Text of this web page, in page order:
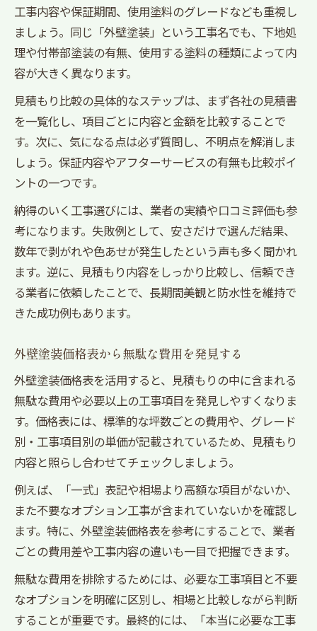
工事内容や保証期間、使用塗料のグレードなども重視し
ましょう。同じ「外壁塗装」という工事名でも、下地処
理や付帯部塗装の有無、使用する塗料の種類によって内
容が大きく異なります。
見積もり比較の具体的なステップは、まず各社の見積書
を一覧化し、項目ごとに内容と金額を比較することで
す。次に、気になる点は必ず質問し、不明点を解消しま
しょう。保証内容やアフターサービスの有無も比較ポイ
ントの一つです。
納得のいく工事選びには、業者の実績や口コミ評価も参
考になります。失敗例として、安さだけで選んだ結果、
数年で剥がれや色あせが発生したという声も多く聞かれ
ます。逆に、見積もり内容をしっかり比較し、信頼でき
る業者に依頼したことで、長期間美観と防水性を維持で
きた成功例もあります。
外壁塗装価格表から無駄な費用を発見する
外壁塗装価格表を活用すると、見積もりの中に含まれる
無駄な費用や必要以上の工事項目を発見しやすくなりま
す。価格表には、標準的な坪数ごとの費用や、グレード
別・工事項目別の単価が記載されているため、見積もり
内容と照らし合わせてチェックしましょう。
例えば、「一式」表記や相場より高額な項目がないか、
また不要なオプション工事が含まれていないかを確認し
ます。特に、外壁塗装価格表を参考にすることで、業者
ごとの費用差や工事内容の違いも一目で把握できます。
無駄な費用を排除するためには、必要な工事項目と不要
なオプションを明確に区別し、相場と比較しながら判断
することが重要です。最終的には、「本当に必要な工事